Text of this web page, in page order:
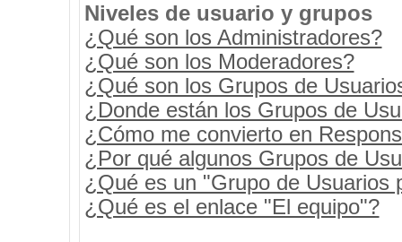
Niveles de usuario y grupos
¿Qué son los Administradores?
¿Qué son los Moderadores?
¿Qué son los Grupos de
¿Donde están los Grupos de
¿Cómo me convierto en
¿Por qué algunos Grupos de
¿Qué es un "Grupo de Usuarios
¿Qué es el enlace "El equipo"?